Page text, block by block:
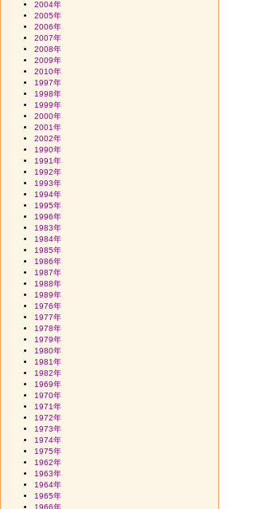
2004年
2005年
2006年
2007年
2008年
2009年
2010年
1997年
1998年
1999年
2000年
2001年
2002年
1990年
1991年
1992年
1993年
1994年
1995年
1996年
1983年
1984年
1985年
1986年
1987年
1988年
1989年
1976年
1977年
1978年
1979年
1980年
1981年
1982年
1969年
1970年
1971年
1972年
1973年
1974年
1975年
1962年
1963年
1964年
1965年
1966年